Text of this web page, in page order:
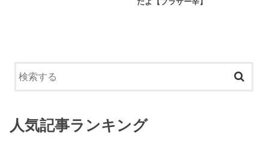
だよ【ブラザー辛】
人気記事ランキング